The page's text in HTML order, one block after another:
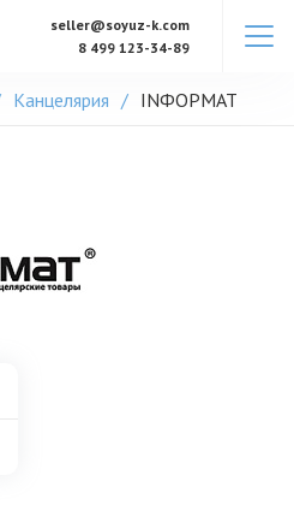
seller@soyuz-k.com
8 499 123-34-89
Канцелярия INФОРМАТ